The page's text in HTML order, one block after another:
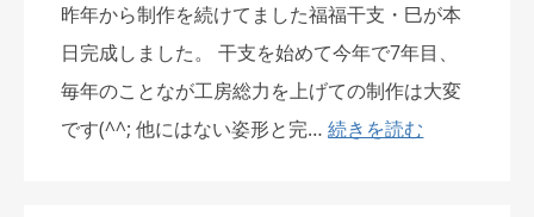
昨年から制作を続けてました福福干支・巳が本
日完成しました。 干支を始めて今年で7年目、
毎年のことなが工房総力を上げての制作は大変
です(^^; 他にはない姿形と完…続きを読む